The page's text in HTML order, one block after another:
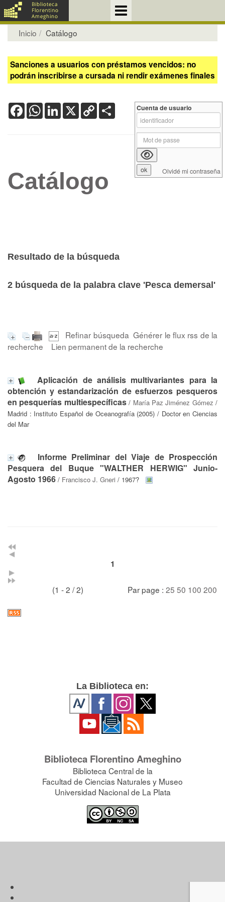
Inicio Catálogo
Sanciones a usuarios con préstamos vencidos: no
podrán inscribirse a cursada ni rendir exámenes finales
FacebookWhatsApp
LinkedIn
X Copy
Link
Catálogo
Resultado de la búsqueda
2 búsqueda de la palabra clave 'Pesca demersal'
Refinar búsqueda Générer le flux rss de la
recherche
Lien permanent de la recherche
Aplicación de análisis multivariantes para la
obtención y estandarización de esfuerzos pesqueros
en pesquerías multiespecíficas/ María Paz Jiménez Gómez /
Madrid : Instituto Español de Oceanografía (2005) / Doctor en Ciencias
del Mar
Informe Preliminar del Viaje de Prospección
Pesquera del Buque "WALTHER HERWIG" Junio-
Agosto 1966 / Francisco J. Gneri / 1967?
1
(1 - 2 / 2) Par page : 25 50 100 200
Cuenta de usuario
Olvidé mi contraseña
La Biblioteca en:
Biblioteca Florentino Ameghino
Biblioteca Central de la
Facultad de Ciencias Naturales y Museo
Universidad Nacional de La Plata